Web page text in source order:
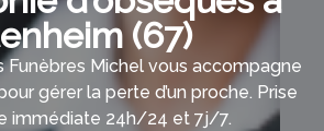
(67)
Funèbres Michel vous accompagne
gérer la perte d’un proche. Prise
immédiate 24h/24 et 7j/7.